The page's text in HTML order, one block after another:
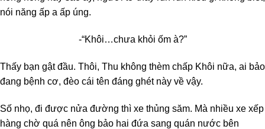
nói năng ấp a ấp úng.
-“Khôi…chưa khỏi ốm à?”
Thấy bạn gật đầu. Thôi, Thu không thèm chấp Khôi nữa, ai bảo
đang bệnh cơ, đèo cái tên đáng ghét này về vậy.
Số nhọ, đi được nửa đường thì xe thủng săm. Mà nhiều xe xếp
hàng chờ quá nên ông bảo hai đứa sang quán nước bên